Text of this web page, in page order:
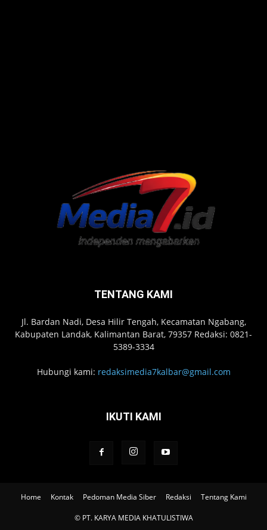
TENTANG KAMI
Jl. Bardan Nadi, Desa Hilir Tengah, Kecamatan Ngabang,
Kabupaten Landak, Kalimantan Barat, 79357 Redaksi: 0821-
5389-3334
Hubungi kami: redaksimedia7kalbar@gmail.com
IKUTI KAMI
Home Kontak Pedoman Media Siber Redaksi Tentang Kami
© PT. KARYA MEDIA KHATULISTIWA